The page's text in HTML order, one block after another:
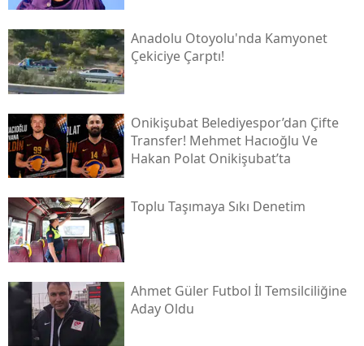
Anadolu Otoyolu'nda Kamyonet
Çekiciye Çarptı!
Onikişubat Belediyespor’dan Çifte
Transfer! Mehmet Hacıoğlu Ve
Hakan Polat Onikişubat’ta
Toplu Taşımaya Sıkı Denetim
Ahmet Güler Futbol İl Temsilciliğine
Aday Oldu